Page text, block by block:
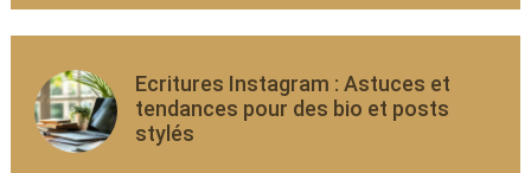
Ecritures Instagram : Astuces et
tendances pour des bio et posts
stylés